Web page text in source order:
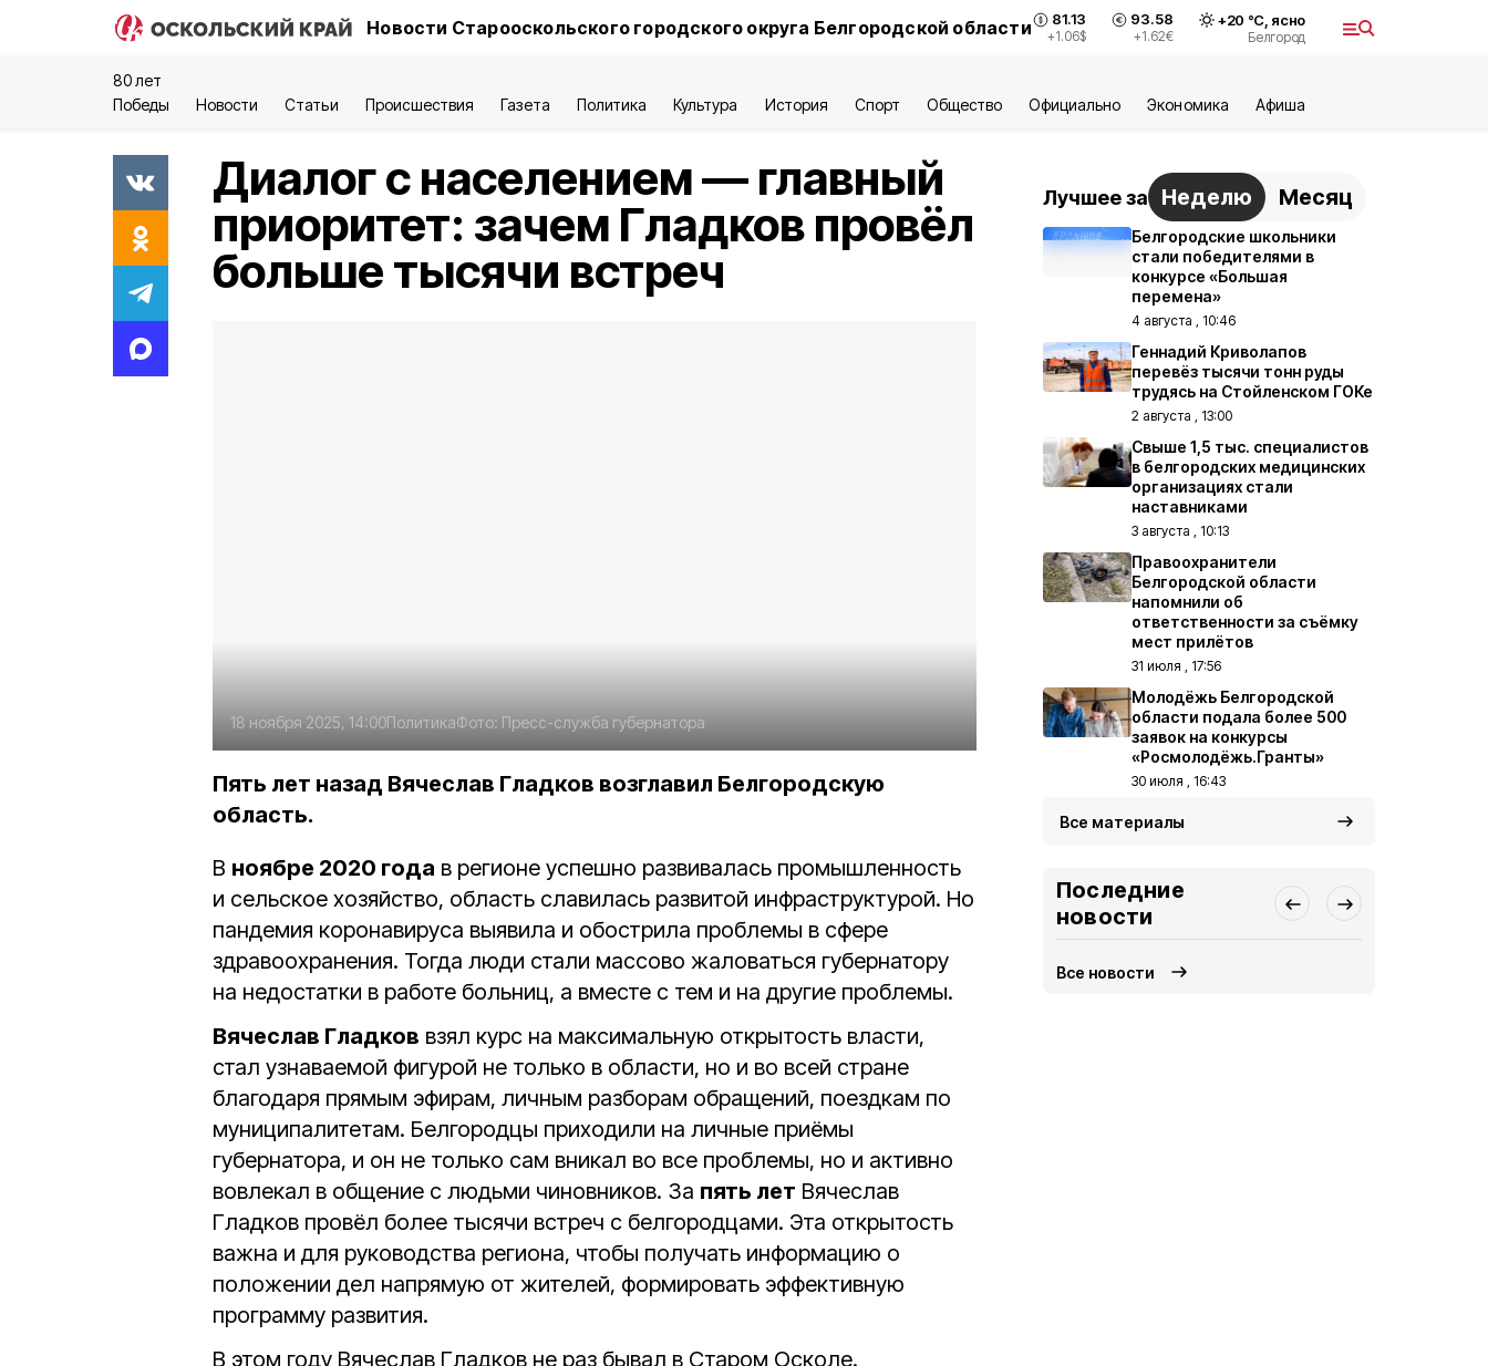
Новости Старооскольского городского округа Белгородской области 81.13
+1.06$
93.58
+1.62€
+20 °С, ясно
Белгород
80 лет
Победы
Новости Статьи Происшествия Газета Политика Культура История Спорт Общество Официально Экономика Aфиша
Диалог с населением — главный
приоритет: зачем Гладков провёл
больше тысячи встреч
18 ноября 2025, 14:00ПолитикаФото: Пресс-служба губернатора
Пять лет назад Вячеслав Гладков возглавил Белгородскую
область.
В ноябре 2020 года в регионе успешно развивалась промышленность
и сельское хозяйство, область славилась развитой инфраструктурой. Но
пандемия коронавируса выявила и обострила проблемы в сфере
здравоохранения. Тогда люди стали массово жаловаться губернатору
на недостатки в работе больниц, а вместе с тем и на другие проблемы.
Вячеслав Гладков взял курс на максимальную открытость власти,
стал узнаваемой фигурой не только в области, но и во всей стране
благодаря прямым эфирам, личным разборам обращений, поездкам по
муниципалитетам. Белгородцы приходили на личные приёмы
губернатора, и он не только сам вникал во все проблемы, но и активно
вовлекал в общение с людьми чиновников. За пять лет Вячеслав
Гладков провёл более тысячи встреч с белгородцами. Эта открытость
важна и для руководства региона, чтобы получать информацию о
положении дел напрямую от жителей, формировать эффективную
программу развития.
В этом году Вячеслав Гладков не раз бывал в Старом Осколе.
Лучшее за Неделю Месяц
Белгородские школьники
стали победителями в
конкурсе «Большая
перемена»
4 августа , 10:46
Геннадий Криволапов
перевёз тысячи тонн руды
трудясь на Стойленском ГОКе
2 августа , 13:00
Свыше 1,5 тыс. специалистов
в белгородских медицинских
организациях стали
наставниками
3 августа , 10:13
Правоохранители
Белгородской области
напомнили об
ответственности за съёмку
мест прилётов
31 июля , 17:56
Молодёжь Белгородской
области подала более 500
заявок на конкурсы
«Росмолодёжь.Гранты»
30 июля , 16:43
Все материалы
Последние
новости
Все новости